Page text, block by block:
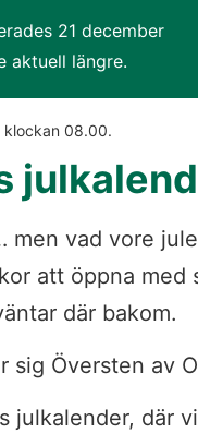
21 december
aktuell längre.
klockan 08.00.
men vad vore
att öppna med
där bakom.
sig Översten av
julkalender, där